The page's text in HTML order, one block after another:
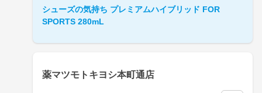
シューズの気持ち プレミアムハイブリッド FOR
SPORTS 280mL
薬マツモトキヨシ本町通店